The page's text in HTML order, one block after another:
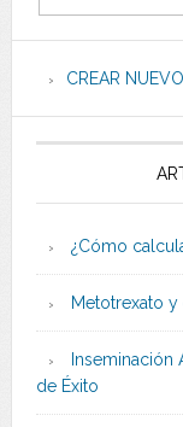
CREAR
¿Cómo
Metotrexato
Inseminación
de Éxito